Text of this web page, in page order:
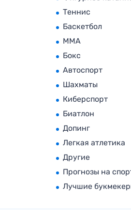
Теннис
Баскетбол
MMA
Бокс
Автоспорт
Шахматы
Киберспорт
Биатлон
Допинг
Легкая атлетика
Другие
Прогнозы на
Лучшие